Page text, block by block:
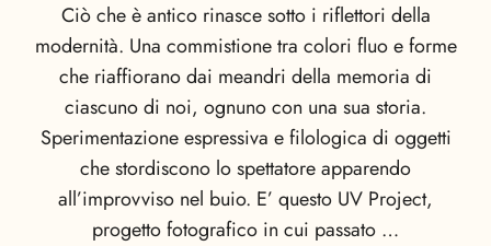
Ciò che è antico rinasce sotto i riflettori della
modernità. Una commistione tra colori fluo e forme
che riaffiorano dai meandri della memoria di
ciascuno di noi, ognuno con una sua storia.
Sperimentazione espressiva e filologica di oggetti
che stordiscono lo spettatore apparendo
all’improvviso nel buio. E’ questo UV Project,
progetto fotografico in cui passato …